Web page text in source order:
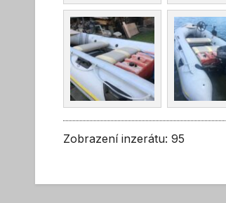
Zobrazení inzerátu: 95